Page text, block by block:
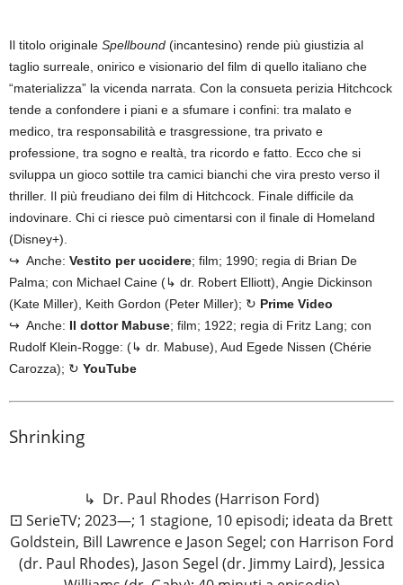
Il titolo originale Spellbound (incantesino) rende più giustizia al
taglio surreale, onirico e visionario del film di quello italiano che
“materializza” la vicenda narrata. Con la consueta perizia Hitchcock
tende a confondere i piani e a sfumare i confini: tra malato e
medico, tra responsabilità e trasgressione, tra privato e
professione, tra sogno e realtà, tra ricordo e fatto. Ecco che si
sviluppa un gioco sottile tra camici bianchi che vira presto verso il
thriller. Il più freudiano dei film di Hitchcock. Finale difficile da
indovinare. Chi ci riesce può cimentarsi con il finale di Homeland
(Disney+).
↪ Anche: Vestito per uccidere; film; 1990; regia di Brian De
Palma; con Michael Caine (↳ dr. Robert Elliott), Angie Dickinson
(Kate Miller), Keith Gordon (Peter Miller); ↻ Prime Video
↪ Anche: Il dottor Mabuse; film; 1922; regia di Fritz Lang; con
Rudolf Klein-Rogge: (↳ dr. Mabuse), Aud Egede Nissen (Chérie
Carozza); ↻ YouTube
Shrinking
↳ Dr. Paul Rhodes (Harrison Ford)
⚀ SerieTV; 2023—; 1 stagione, 10 episodi; ideata da Brett
Goldstein, Bill Lawrence e Jason Segel; con Harrison Ford
(dr. Paul Rhodes), Jason Segel (dr. Jimmy Laird), Jessica